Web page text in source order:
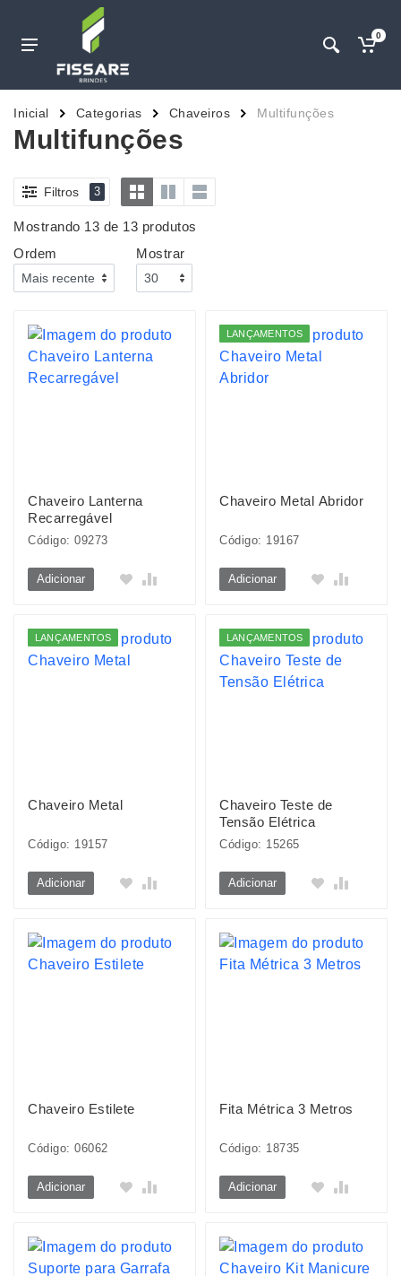
0
Inicial Categorias Chaveiros Multifunções
Multifunções
Filtros 3
Mostrando 13 de 13 produtos
Ordem
Mostrar
Chaveiro Lanterna
Recarregável
Código: 09273
Adicionar
LANÇAMENTOS
Chaveiro Metal Abridor
Código: 19167
Adicionar
LANÇAMENTOS
Chaveiro Metal
Código: 19157
Adicionar
LANÇAMENTOS
Chaveiro Teste de
Tensão Elétrica
Código: 15265
Adicionar
Chaveiro Estilete
Código: 06062
Adicionar
Fita Métrica 3 Metros
Código: 18735
Adicionar